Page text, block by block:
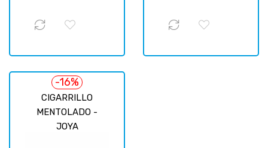
CIGARRILLO
MENTOLADO -
JOYA
-16%